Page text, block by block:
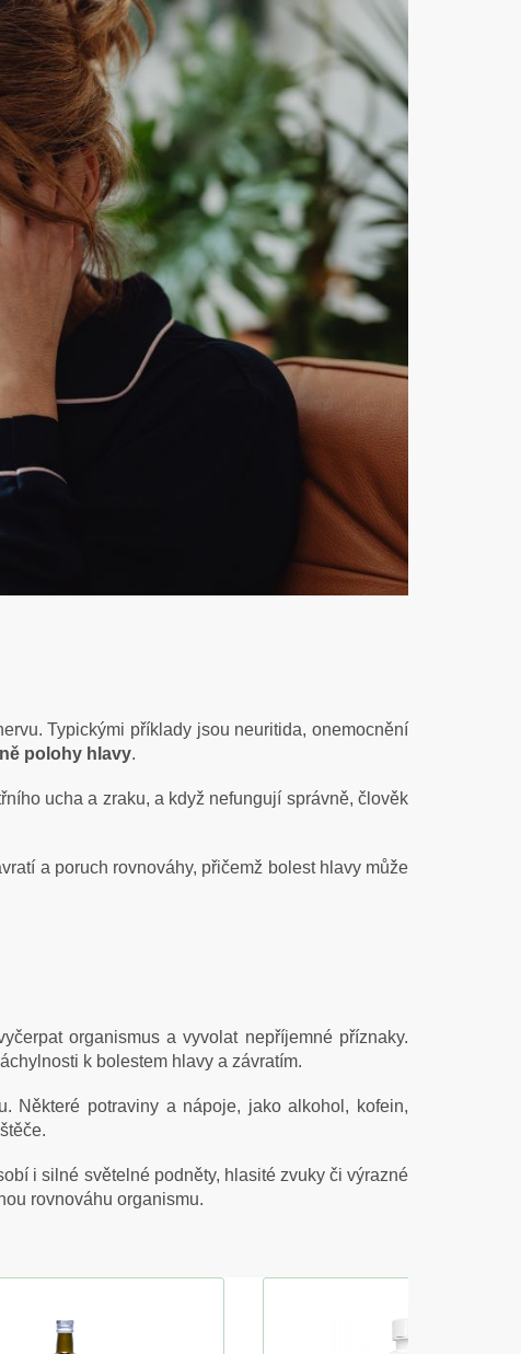
Typickými příklady jsou neuritida, onemocnění
polohy hlavy.
ucha a zraku, a když nefungují správně, člověk
a poruch rovnováhy, přičemž bolest hlavy může
organismus a vyvolat nepříjemné příznaky.
k bolestem hlavy a závratím.
Některé potraviny a nápoje, jako alkohol, kofein,
i silné světelné podněty, hlasité zvuky či výrazné
rovnováhu organismu.